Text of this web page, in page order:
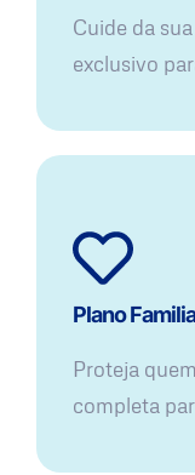
Cuide da
exclusivo
Plano
Proteja
completa